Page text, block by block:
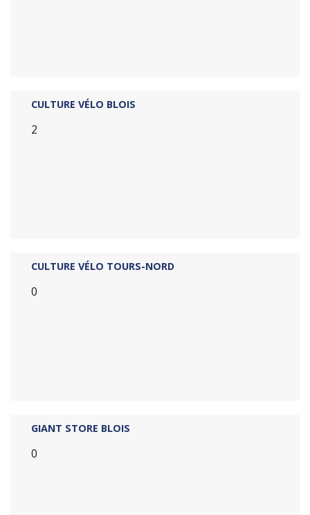
CULTURE VÉLO BLOIS
2
CULTURE VÉLO TOURS-NORD
0
GIANT STORE BLOIS
0